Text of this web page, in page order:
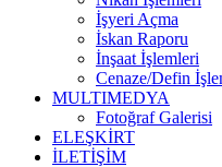
İşyeri Açma
İskan Raporu
İnşaat İşlemleri
Cenaze/Defin
MULTIMEDYA
Fotoğraf Galerisi
ELEŞKİRT
İLETİŞİM